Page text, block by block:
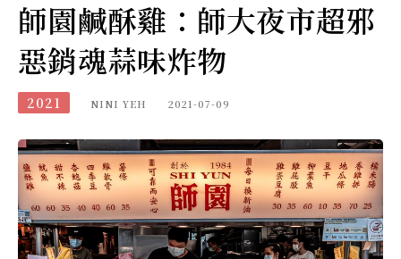
師園鹹酥雞：師大夜市超邪
惡銷魂蒜味炸物
2021 NINI YEH 2021-07-09